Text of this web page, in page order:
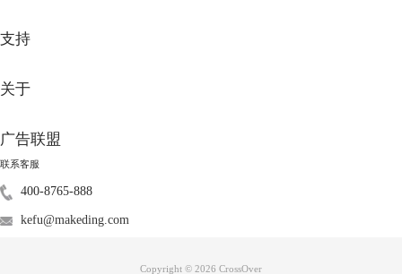
1、检查电脑是否是M系列芯片
统。
支持
关于
广告联盟
联系客服
400-8765-888
kefu@makeding.com
Copyright © 2026 CrossOver